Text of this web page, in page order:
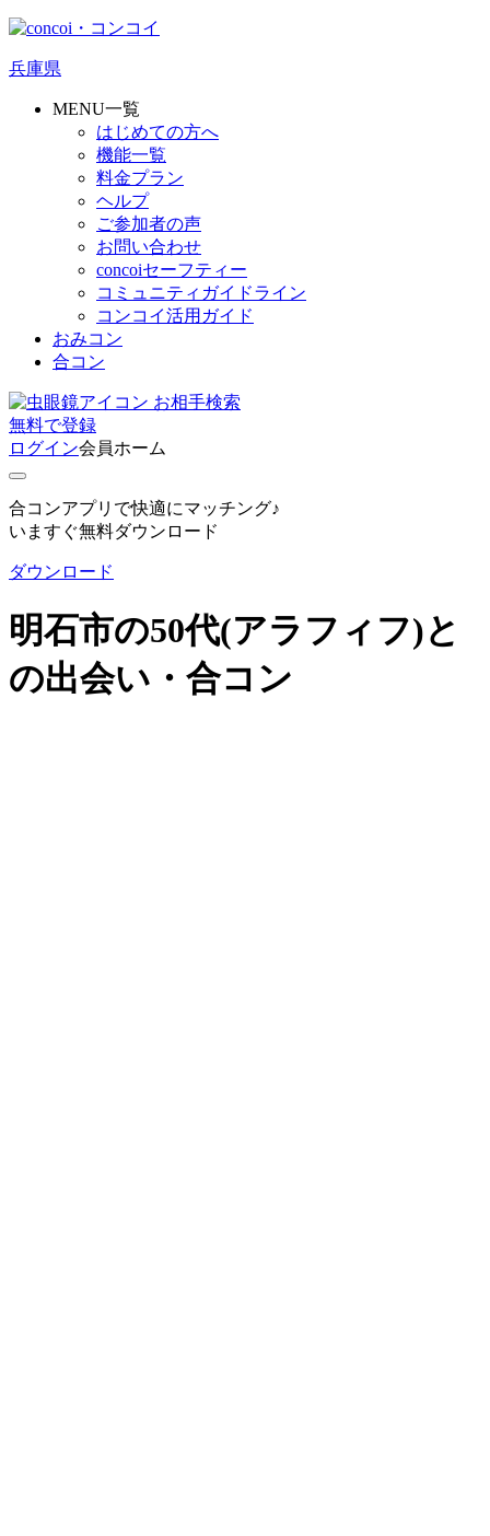
兵庫県
MENU一覧
はじめての方へ
機能一覧
料金プラン
ヘルプ
ご参加者の声
お問い合わせ
concoiセーフティー
コミュニティガイドライン
コンコイ活用ガイド
おみコン
合コン
お相手検索
無料で登録
ログイン会員ホーム
合コンアプリで快適にマッチング♪
いますぐ無料ダウンロード
ダウンロード
明石市の50代(アラフィフ)と
の出会い・合コン